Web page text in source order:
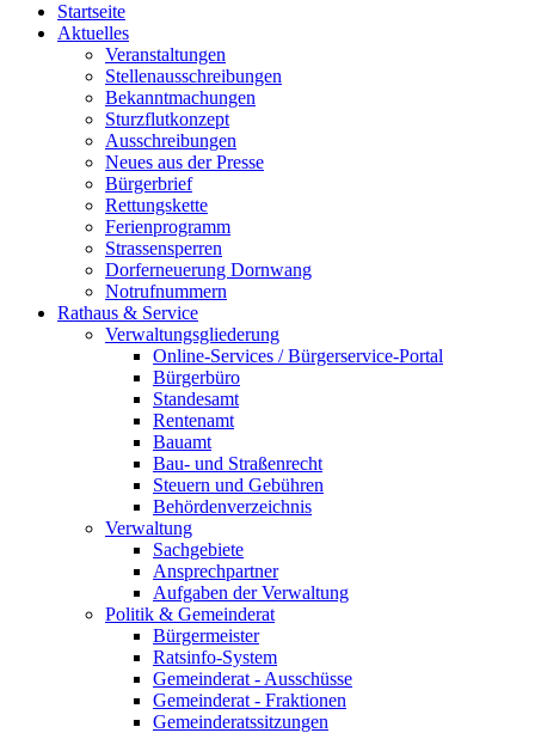
Startseite
Aktuelles
Veranstaltungen
Stellenausschreibungen
Bekanntmachungen
Sturzflutkonzept
Ausschreibungen
Neues aus der Presse
Bürgerbrief
Rettungskette
Ferienprogramm
Strassensperren
Dorferneuerung Dornwang
Notrufnummern
Rathaus & Service
Verwaltungsgliederung
Online-Services / Bürgerservice-Portal
Bürgerbüro
Standesamt
Rentenamt
Bauamt
Bau- und Straßenrecht
Steuern und Gebühren
Behördenverzeichnis
Verwaltung
Sachgebiete
Ansprechpartner
Aufgaben der Verwaltung
Politik & Gemeinderat
Bürgermeister
Ratsinfo-System
Gemeinderat - Ausschüsse
Gemeinderat - Fraktionen
Gemeinderatssitzungen